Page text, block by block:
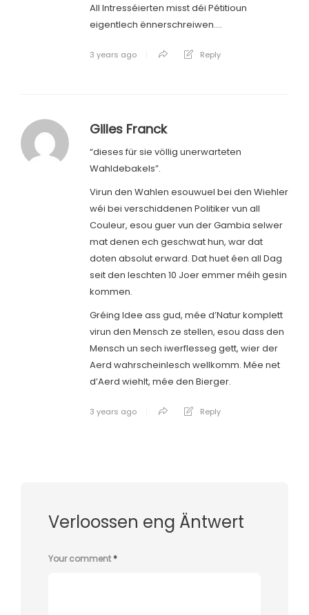
All Intresséierten misst déi Pétitioun
eigentlech ënnerschreiwen….
3 years ago Reply
Gilles Franck
“dieses für sie völlig unerwarteten
Wahldebakels”.
Virun den Wahlen esouwuel bei den Wiehler
wéi bei verschiddenen Politiker vun all
Couleur, esou guer vun der Gambia selwer
mat denen ech geschwat hun, war dat
doten absolut erward. Dat huet éen all Dag
seit den leschten 10 Joer emmer méih gesin
kommen.
Gréing Idee ass gud, mée d’Natur komplett
virun den Mensch ze stellen, esou dass den
Mensch un sech iwerflesseg gett, wier der
Aerd wahrscheinlesch wellkomm. Mée net
d’Aerd wiehlt, mée den Bierger.
3 years ago Reply
Verloossen eng Äntwert
Your comment*